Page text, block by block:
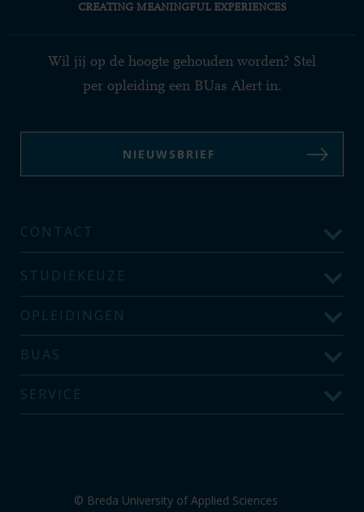
CREATING MEANINGFUL EXPERIENCES
Wil jij op de hoogte gehouden worden? Stel
per opleiding een BUas Alert in:
NIEUWSBRIEF
CONTACT
STUDIEKEUZE
OPLEIDINGEN
BUAS
SERVICE
© Breda University of Applied Sciences